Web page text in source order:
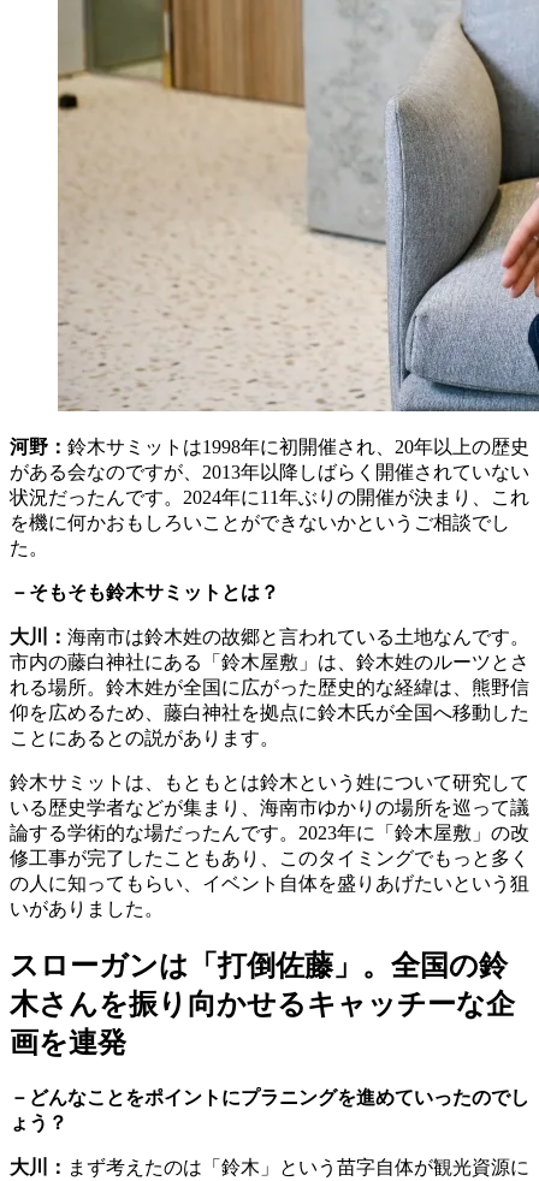
河野： 鈴木サミットは1998年に初開催され、20年以上の歴史
がある会なのですが、2013年以降しばらく開催されていない
状況だったんです。2024年に11年ぶりの開催が決まり、これ
を機に何かおもしろいことができないかというご相談でし
た。
－そもそも鈴木サミットとは？
大川： 海南市は鈴木姓の故郷と言われている土地なんです。
市内の藤白神社にある「鈴木屋敷」は、鈴木姓のルーツとさ
れる場所。鈴木姓が全国に広がった歴史的な経緯は、熊野信
仰を広めるため、藤白神社を拠点に鈴木氏が全国へ移動した
ことにあるとの説があります。
鈴木サミットは、もともとは鈴木という姓について研究して
いる歴史学者などが集まり、海南市ゆかりの場所を巡って議
論する学術的な場だったんです。2023年に「鈴木屋敷」の改
修工事が完了したこともあり、このタイミングでもっと多く
の人に知ってもらい、イベント自体を盛りあげたいという狙
いがありました。
スローガンは「打倒佐藤」。全国の鈴
木さんを振り向かせるキャッチーな企
画を連発
－どんなことをポイントにプラニングを進めていったのでし
ょう？
大川： まず考えたのは「鈴木」という苗字自体が観光資源に